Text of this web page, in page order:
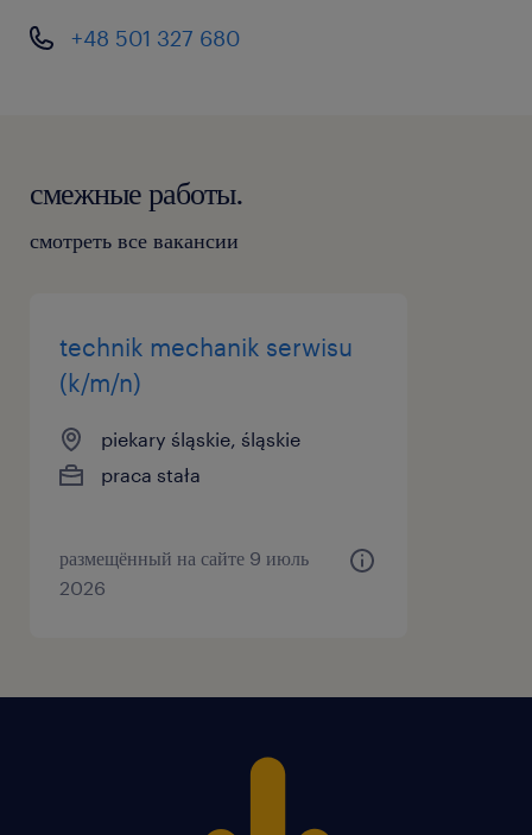
+48 501 327 680
смежные работы.
смотреть все вакансии
technik mechanik serwisu
(k/m/n)
piekary śląskie, śląskie
praca stała
размещённый на сайте 9 июль
2026